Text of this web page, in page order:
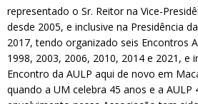
representado o Sr. Reitor na Vice-
desde 2005, e inclusive na Presidência
2017, tendo organizado seis Encontros
1998, 2003, 2006, 2010, 2014 e 2021, e
Encontro da AULP aqui de novo em
quando a UM celebra 45 anos e a AULP